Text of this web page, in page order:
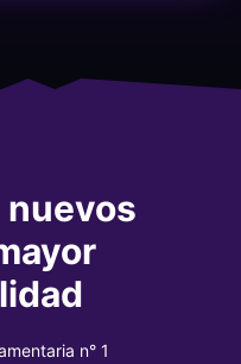
nuevos
n° 1